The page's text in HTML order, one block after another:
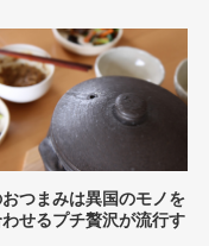
つまみは異国のモノを
せるプチ贅沢が流行す